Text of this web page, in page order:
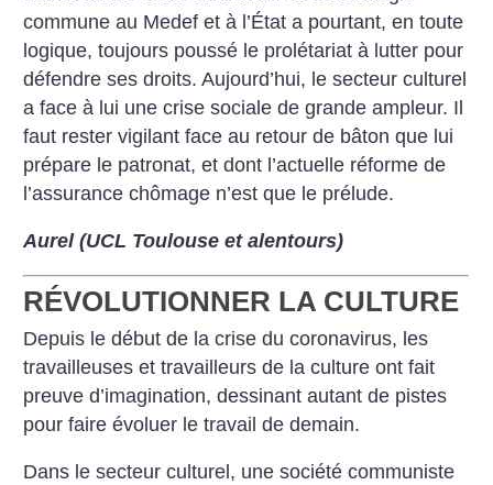
commune au Medef et à l’État a pourtant, en toute
logique, toujours poussé le prolétariat à lutter pour
défendre ses droits. Aujourd’hui, le secteur culturel
a face à lui une crise sociale de grande ampleur. Il
faut rester vigilant face au retour de bâton que lui
prépare le patronat, et dont l’actuelle réforme de
l’assurance chômage n’est que le prélude.
Aurel (UCL Toulouse et alentours)
RÉVOLUTIONNER LA CULTURE
Depuis le début de la crise du coronavirus, les
travailleuses et travailleurs de la culture ont fait
preuve d’imagination, dessinant autant de pistes
pour faire évoluer le travail de demain.
Dans le secteur culturel, une société communiste